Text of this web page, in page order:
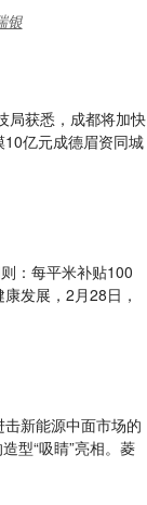
银
局获悉，成都将加快
亿元成德眉资同城
：每平米补贴100
发展，2月28日，
新能源中面市场的
型“吸睛”亮相。菱